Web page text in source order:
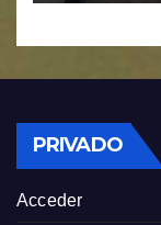
PRIVADO
Acceder